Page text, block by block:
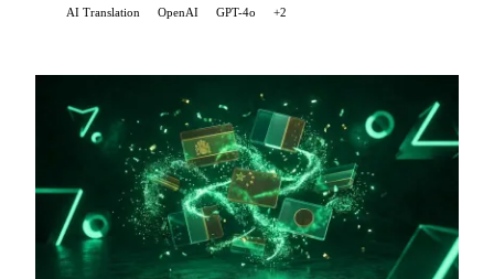
AI Translation OpenAI GPT-4o +2